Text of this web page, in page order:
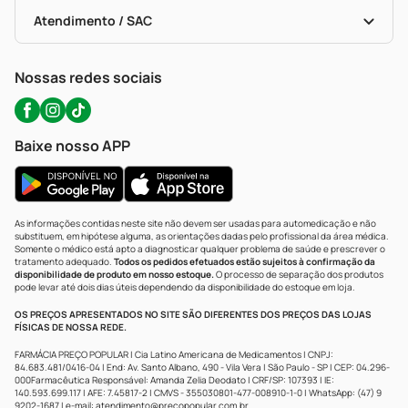
Políticas De Marketplace
Autoteste Covid-19
Certificado De Segurança
Portal Da Privacidade
Atendimento / SAC
WhatsApp (47) 9202-1687
Nossas redes sociais
Baixe nosso APP
As informações contidas neste site não devem ser usadas para automedicação e não
substituem, em hipótese alguma, as orientações dadas pelo profissional da área médica.
Somente o médico está apto a diagnosticar qualquer problema de saúde e prescrever o
tratamento adequado. Todos os pedidos efetuados estão sujeitos à confirmação da
disponibilidade de produto em nosso estoque.O processo de separação dos produtos
pode levar até dois dias úteis dependendo da disponibilidade do estoque em loja.
OS PREÇOS APRESENTADOS NO SITE SÃO DIFERENTES DOS PREÇOS DAS LOJAS
FÍSICAS DE NOSSA REDE.
FARMÁCIA PREÇO POPULAR | Cia Latino Americana de Medicamentos | CNPJ:
84.683.481/0416-04 | End: Av. Santo Albano, 490 - Vila Vera | São Paulo - SP | CEP: 04.296-
000Farmacêutica Responsável: Amanda Zelia Deodato | CRF/SP: 107393 | IE:
140.593.699.117 | AFE: 7.45817-2 | CMVS - 355030801-477-008910-1-0 | WhatsApp: (47) 9
9202-1687 | e-mail: atendimento@precopopular.com.br.